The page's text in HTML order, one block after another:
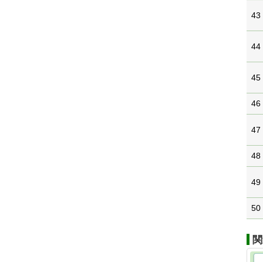
43
44
45
46
47
48
49
50